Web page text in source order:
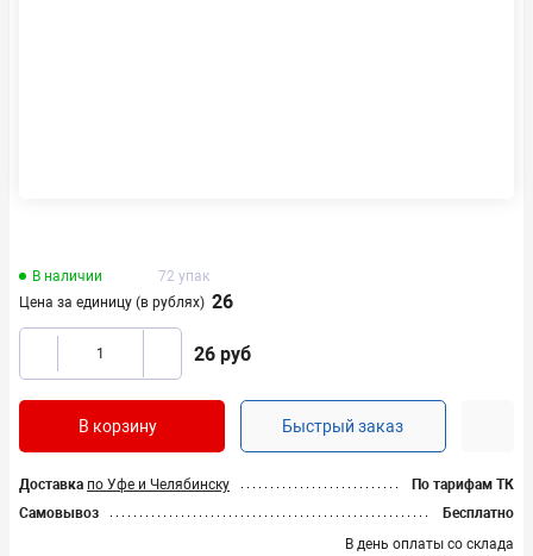
В наличии
72 упак
Цена за единицу (в рублях) 26
26 руб
В корзину Быстрый заказ
Доставка по Уфе и Челябинску
По тарифам ТК
Самовывоз
Бесплатно
В день оплаты со склада